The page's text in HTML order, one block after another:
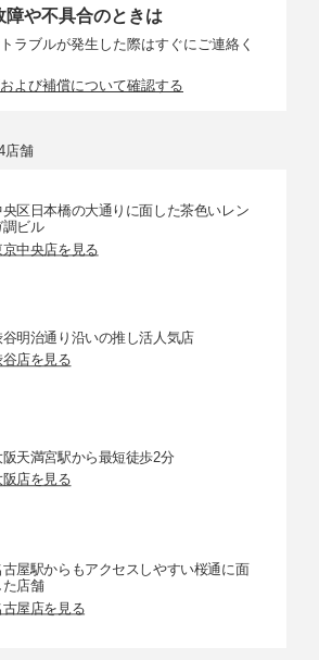
障や不具合のときは
ラブルが発生した際はすぐにご連絡く
よび補償について確認する
店舗
央区日本橋の大通りに面した茶色いレン
調ビル
京中央店を見る
谷明治通り沿いの推し活人気店
谷店を見る
阪天満宮駅から最短徒歩2分
阪店を見る
古屋駅からもアクセスしやすい桜通に面
た店舗
古屋店を見る